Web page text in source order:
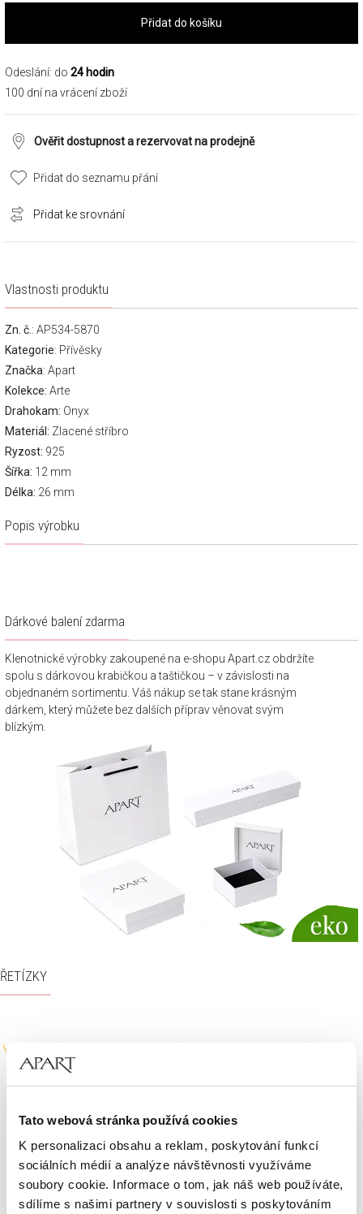
Tato webová stránka používá cookies
K personalizaci obsahu a reklam, poskytování funkcí
sociálních médií a analýze návštěvnosti využíváme
soubory cookie. Informace o tom, jak náš web používáte,
sdílíme s našimi partnery v souvislosti s poskytováním
Přidat do košíku
Odeslání: do 24 hodin
100 dní na vrácení zboží
Ověřit dostupnost a rezervovat na prodejně
Přidat do seznamu přání
Přidat ke srovnání
Vlastnosti produktu
Zn. č. : AP534-5870
Kategorie: Přívěsky
Značka: Apart
Kolekce: Arte
Drahokam: Onyx
Materiál: Zlacené stříbro
Ryzost: 925
Šířka: 12 mm
Délka: 26 mm
Popis výrobku
Dárkové balení zdarma
Klenotnické výrobky zakoupené na e-shopu Apart.cz obdržíte
spolu s dárkovou krabičkou a taštičkou – v závislosti na
objednaném sortimentu. Váš nákup se tak stane krásným
dárkem, který můžete bez dalších příprav věnovat svým
blízkým.
ŘETÍZKY
Pozlacený stříbrný řetízek Pozlacený stříbrný řetízek